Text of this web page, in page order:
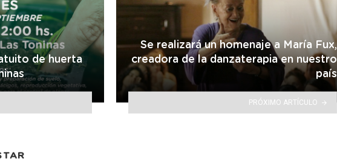
de huerta
Se realizará un homenaje a María Fux,
creadora de la danzaterapia en nuestro
país
PRÓXIMO ARTÍCULO